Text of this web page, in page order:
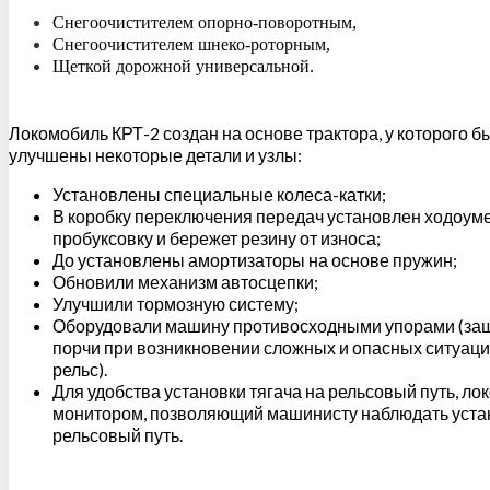
Снегоочистителем опорно-поворотным,
Снегоочистителем шнеко-роторным,
Щеткой дорожной универсальной.
Локомобиль КРТ-2 создан на основе трактора, у которого
улучшены некоторые детали и узлы:
Установлены специальные колеса-катки;
В коробку переключения передач установлен
пробуксовку и бережет резину от износа;
До установлены амортизаторы на основе пружин;
Обновили механизм автосцепки;
Улучшили тормозную систему;
Оборудовали машину противосходными упорами
порчи при возникновении сложных и опасных
рельс).
Для удобства установки тягача на рельсовый путь,
монитором, позволяющий машинисту наблюдать
рельсовый путь.